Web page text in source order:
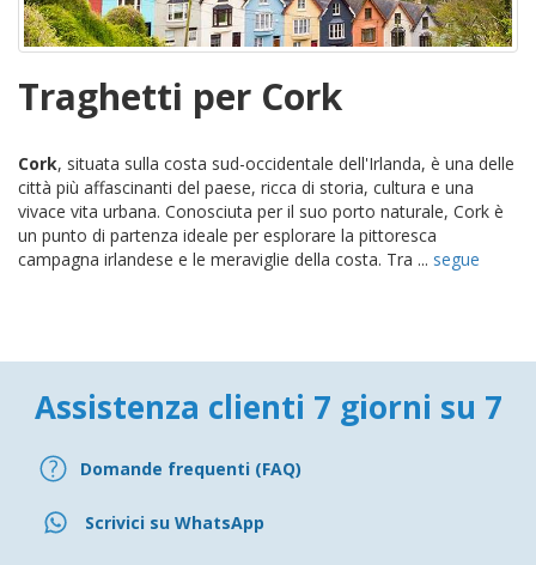
Traghetti per Cork
Cork, situata sulla costa sud-occidentale dell'Irlanda, è una delle
città più affascinanti del paese, ricca di storia, cultura e una
vivace vita urbana. Conosciuta per il suo porto naturale, Cork è
un punto di partenza ideale per esplorare la pittoresca
campagna irlandese e le meraviglie della costa. Tra ... segue
Assistenza clienti 7 giorni su 7
Domande frequenti (FAQ)
Scrivici su WhatsApp